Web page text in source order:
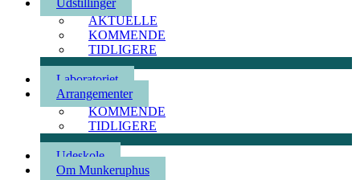
Udstillinger
AKTUELLE
KOMMENDE
TIDLIGERE
Laboratoriet
Arrangementer
KOMMENDE
TIDLIGERE
Udeskole
Om Munkeruphus